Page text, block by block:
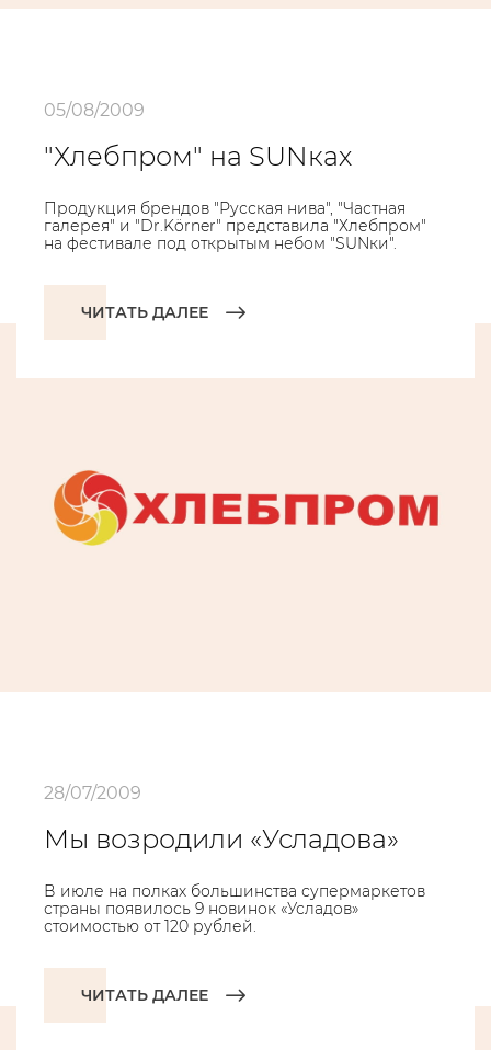
05/08/2009
"Хлебпром" на SUNках
Продукция брендов "Русская нива", "Частная
галерея" и "Dr.Körner" представила "Хлебпром"
на фестивале под открытым небом "SUNки".
ЧИТАТЬ ДАЛЕЕ
28/07/2009
Мы возродили «Усладова»
В июле на полках большинства супермаркетов
страны появилось 9 новинок «Усладов»
стоимостью от 120 рублей.
ЧИТАТЬ ДАЛЕЕ